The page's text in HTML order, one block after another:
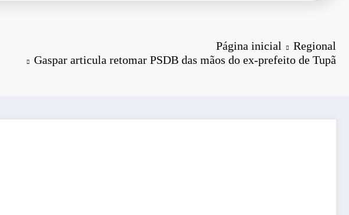
Página inicial
Regional
Gaspar articula retomar PSDB das mãos do ex-prefeito de Tupã